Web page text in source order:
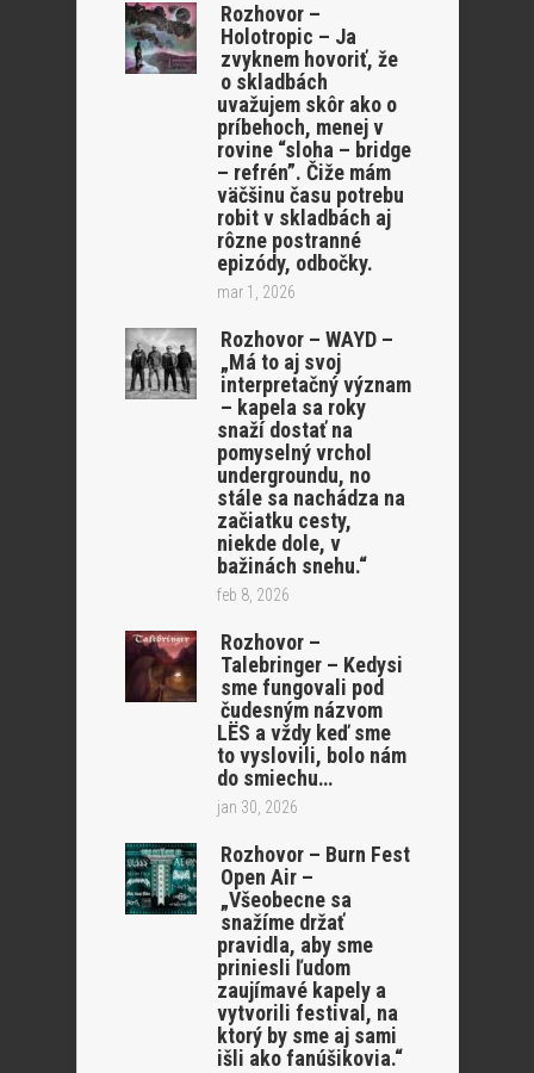
Rozhovor –
Holotropic – Ja
zvyknem hovoriť, že
o skladbách
uvažujem skôr ako o
príbehoch, menej v
rovine “sloha – bridge
– refrén”. Čiže mám
väčšinu času potrebu
robit v skladbách aj
rôzne postranné
epizódy, odbočky.
mar 1, 2026
Rozhovor – WAYD –
„Má to aj svoj
interpretačný význam
– kapela sa roky
snaží dostať na
pomyselný vrchol
undergroundu, no
stále sa nachádza na
začiatku cesty,
niekde dole, v
bažinách snehu.“
feb 8, 2026
Rozhovor –
Talebringer – Kedysi
sme fungovali pod
čudesným názvom
LËS a vždy keď sme
to vyslovili, bolo nám
do smiechu…
jan 30, 2026
Rozhovor – Burn Fest
Open Air –
„Všeobecne sa
snažíme držať
pravidla, aby sme
priniesli ľudom
zaujímavé kapely a
vytvorili festival, na
ktorý by sme aj sami
išli ako fanúšikovia.“